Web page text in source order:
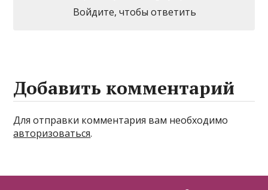
Войдите, чтобы ответить
Добавить комментарий
Для отправки комментария вам необходимо
авторизоваться.